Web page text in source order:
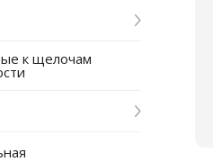
к щелочам